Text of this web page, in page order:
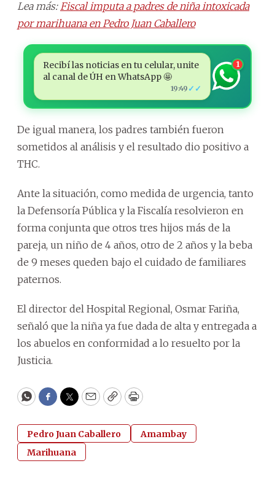
Lea más: Fiscal imputa a padres de niña intoxicada
por marihuana en Pedro Juan Caballero
Recibí las noticias en tu celular, unite
al canal de ÚH en WhatsApp 🤩
19:49 ✓✓
1
De igual manera, los padres también fueron
sometidos al análisis y el resultado dio positivo a
THC.
Ante la situación, como medida de urgencia, tanto
la Defensoría Pública y la Fiscalía resolvieron en
forma conjunta que otros tres hijos más de la
pareja, un niño de 4 años, otro de 2 años y la beba
de 9 meses queden bajo el cuidado de familiares
paternos.
El director del Hospital Regional, Osmar Fariña,
señaló que la niña ya fue dada de alta y entregada a
los abuelos en conformidad a lo resuelto por la
Justicia.
WhatsApp
Facebook
Twitter
EmailCopyPrint
Pedro Juan Caballero
Amambay
Marihuana